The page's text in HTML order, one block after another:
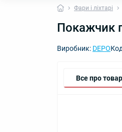
Фари і ліхтарі
Покажчик
Виробник: DEPO
Все про товар